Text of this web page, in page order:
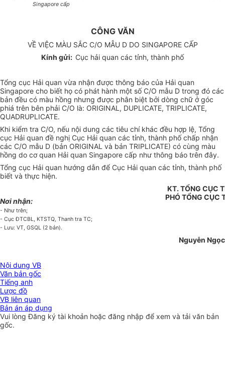
Singapore cấp
CÔNG VĂN
VỀ VIỆC MÀU SẮC C/O MẪU D DO SINGAPORE CẤP
Kính gửi: Cục hải quan các tỉnh, thành phố
Tổng cục Hải quan vừa nhận được thông báo của Hải quan
Singapore cho biết họ có phát hành một số C/O mẫu D trong đó các
bản đều có màu hồng nhưng được phân biệt bởi dòng chữ ở góc
phiá trên bên phải C/O là: ORIGINAL, DUPLICATE, TRIPLICATE,
QUADRUPLICATE.
Khi kiểm tra C/O, nếu nội dung các tiêu chí khác đều hợp lệ, Tổng
cục Hải quan đề nghị Cục Hải quan các tỉnh, thành phố chấp nhận
các C/O mẫu D (bản ORIGINAL và bản TRIPLICATE) có cùng màu
hồng do cơ quan Hải quan Singapore cấp như thông báo trên đây.
Tổng cục Hải quan hướng dẫn để Cục Hải quan các tỉnh, thành phố
biết và thực hiện.
Nơi nhận:
- Như trên;
- Cục ĐTCBL, KTSTQ, Thanh tra TC;
- Lưu: VT, GSQL (2 bản).
KT. TỔNG CỤC
PHÓ TỔNG CỤC
Nguyễn
Nội dung VB
Văn bản gốc
Tiếng anh
Lược đồ
VB liên quan
Bản án áp dụng
Vui lòngĐăng ký tài khoản hoặc đăng nhập để xem và tải văn bản
gốc.